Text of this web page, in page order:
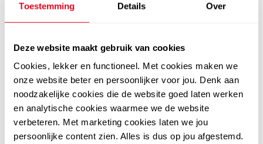
Toestemming Details Over
Deze website maakt gebruik van cookies
Cookies, lekker en functioneel. Met cookies maken we
onze website beter en persoonlijker voor jou. Denk aan
noodzakelijke cookies die de website goed laten werken
en analytische cookies waarmee we de website
verbeteren. Met marketing cookies laten we jou
persoonlijke content zien. Alles is dus op jou afgestemd.